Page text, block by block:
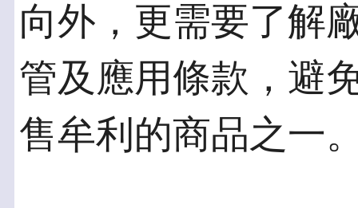
向外，更需要了解
管及應用條款，避
售牟利的商品之一